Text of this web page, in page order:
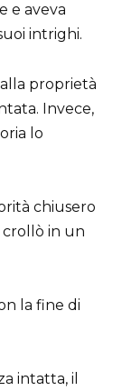
e aveva
intrighi.
proprietà
Invece,
lo
chiusero
crollò in un
la fine di
intatta, il